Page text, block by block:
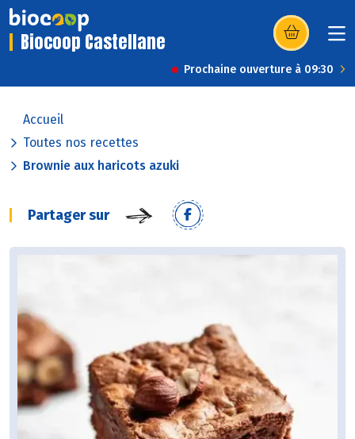
Biocoop Castellane (s’ouvre dans
Prochaine ouverture à 09:30
Accueil
Toutes nos recettes
Brownie aux haricots azuki
Partager sur